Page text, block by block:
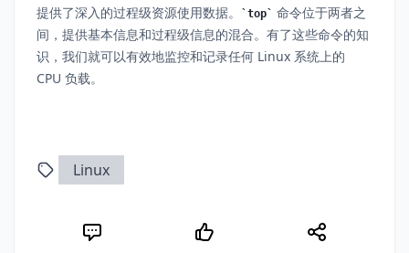
提供了深入的过程级资源使用数据。 top
命令位于两者之
间，提供基本信息和过程级信息的混合。有了这些命令的知
识，我们就可以有效地监控和记录任何 Linux 系统上的
CPU 负载。
Linux